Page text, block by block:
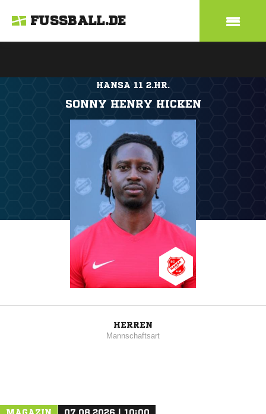
FUSSBALL.DE
HANSA 11 2.HR.
SONNY HENRY HICKEN
HERREN
Mannschaftsart
MAGAZIN 07.08.2026 | 10:00